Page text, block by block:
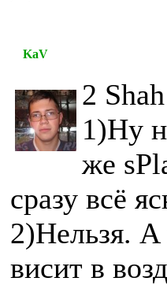
KaV
2 Shah
1)Ну
же
сразу всё
2)Нельзя. А
висит в